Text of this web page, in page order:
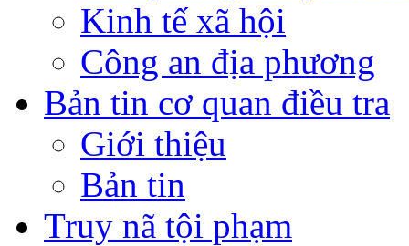
Kinh tế xã hội
Công an địa phương
Bản tin cơ quan điều tra
Giới thiệu
Bản tin
Truy nã tội phạm